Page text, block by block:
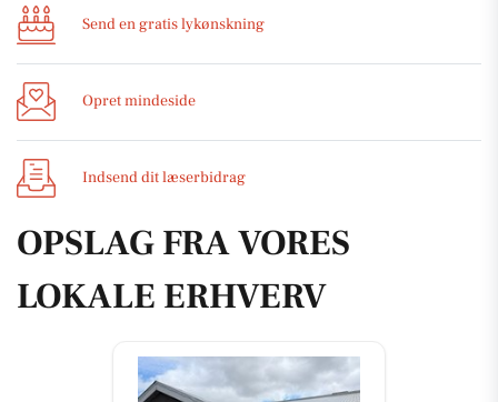
Send en gratis lykønskning
Opret mindeside
Indsend dit læserbidrag
OPSLAG FRA VORES
LOKALE ERHVERV